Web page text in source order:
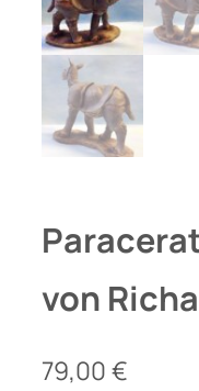
von
79,00€